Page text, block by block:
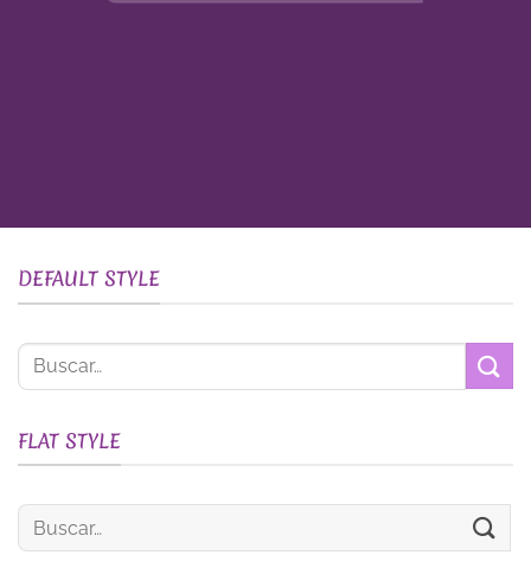
DEFAULT STYLE
Buscar
por:
FLAT STYLE
Buscar
por: